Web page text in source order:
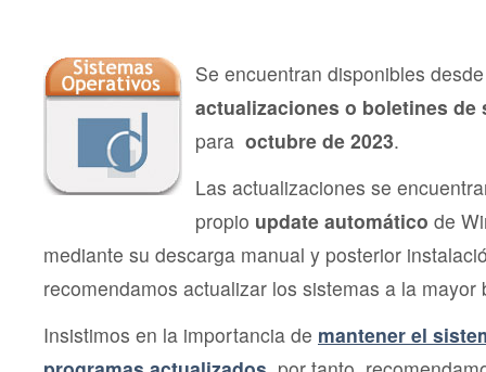
2023
Se encuentran disponibles
actualizaciones o boletines de
para octubre de 2023.
Las actualizaciones se
propio update automático de
mediante su descarga manual y posterior
recomendamos actualizar los sistemas a la mayor
Insistimos en la importancia de mantener el